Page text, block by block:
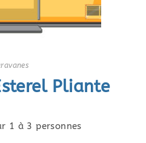
Pliante
1 à 3 personnes